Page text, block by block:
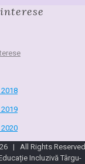
| All Rights Reserved
Incluzivă Târgu-